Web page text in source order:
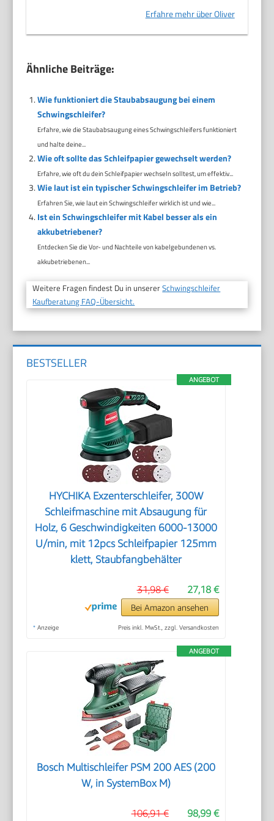
Erfahre mehr über Oliver
Ähnliche Beiträge:
Wie funktioniert die Staubabsaugung bei einem
Schwingschleifer?
Erfahre, wie die Staubabsaugung eines Schwingschleifers funktioniert
und halte deine...
Wie oft sollte das Schleifpapier gewechselt werden?
Erfahre, wie oft du dein Schleifpapier wechseln solltest, um effektiv...
Wie laut ist ein typischer Schwingschleifer im Betrieb?
Erfahren Sie, wie laut ein Schwingschleifer wirklich ist und wie...
Ist ein Schwingschleifer mit Kabel besser als ein
akkubetriebener?
Entdecken Sie die Vor- und Nachteile von kabelgebundenen vs.
akkubetriebenen...
Weitere Fragen findest Du in unsererSchwingschleifer
Kaufberatung FAQ-Übersicht.
BESTSELLER
ANGEBOT
HYCHIKA Exzenterschleifer, 300W
Schleifmaschine mit Absaugung für
Holz, 6 Geschwindigkeiten 6000-13000
U/min, mit 12pcs Schleifpapier 125mm
klett, Staubfangbehälter
27,18 €
31,98 €
Bei Amazon ansehen
* Anzeige Preis inkl. MwSt., zzgl. Versandkosten
ANGEBOT
Bosch Multischleifer PSM 200 AES (200
W, in SystemBox M)
98,99 €
106,91 €